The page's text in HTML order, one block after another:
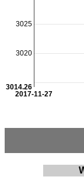
2017-11-27
3020
3025
3014.26